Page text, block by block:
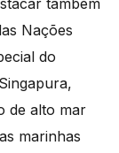
também
Nações
do
de alto mar
marinhas